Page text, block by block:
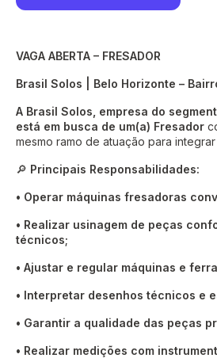
VAGA ABERTA – FRESADOR
Brasil Solos | Belo Horizonte –
A Brasil Solos, empresa do
está em busca de um(a) Fresador
mesmo ramo de atuação para
🔎 Principais Responsabilidades:
• Operar máquinas fresadoras
• Realizar usinagem de peças
técnicos;
• Ajustar e regular máquinas e
• Interpretar desenhos técnicos e
• Garantir a qualidade das peças
• Realizar medições com